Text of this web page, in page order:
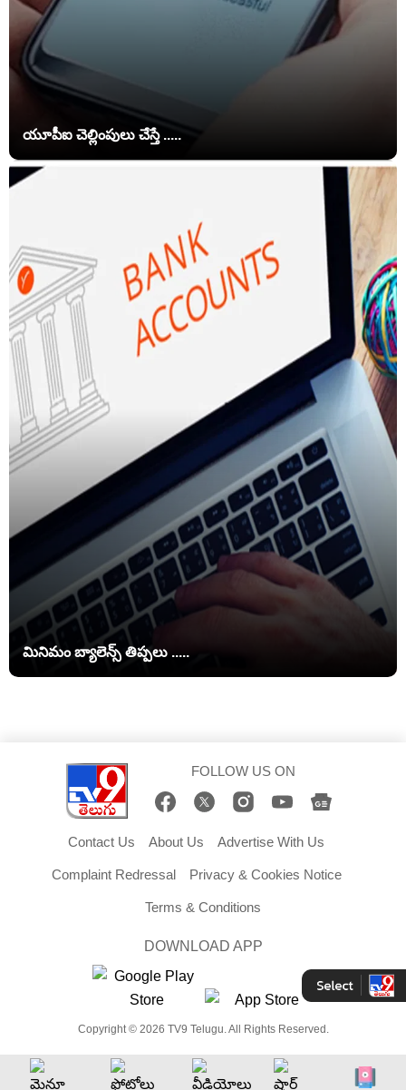
యూపీఐ చెల్లింపులు చేస్తే .....
మినిమం బ్యాలెన్స్ తిప్పలు .....
FOLLOW US ON
Contact Us About Us Advertise With Us
Complaint Redressal Privacy & Cookies Notice
Terms & Conditions
DOWNLOAD APP
Copyright © 2026 TV9 Telugu. All Rights Reserved.